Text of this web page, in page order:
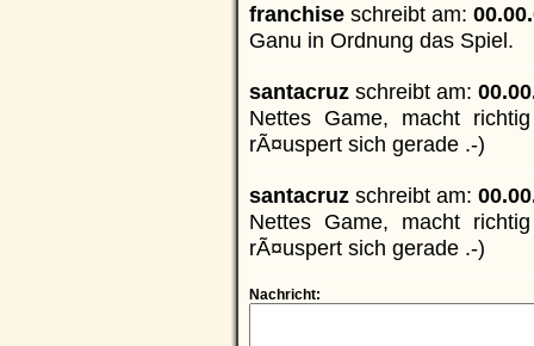
franchise schreibt am:
Ganu in Ordnung das Spiel.
santacruz schreibt am:
Nettes Game, macht
rÃ¤uspert sich gerade .-)
santacruz schreibt am:
Nettes Game, macht
rÃ¤uspert sich gerade .-)
Nachricht: